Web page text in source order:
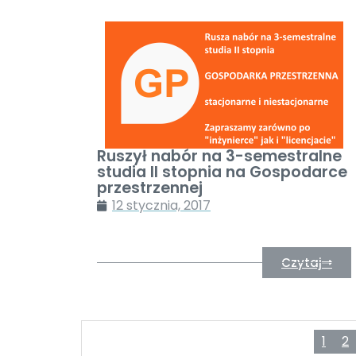
Ruszył nabór na 3-semestralne
studia II stopnia na Gospodarce
przestrzennej
12 stycznia, 2017
Czytaj
1 2